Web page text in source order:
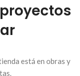
está en obras y